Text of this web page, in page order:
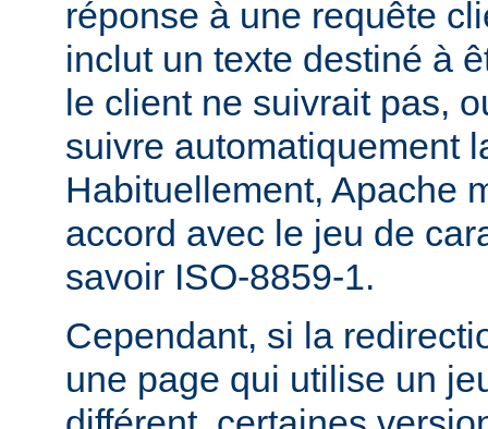
réponse à une requête
inclut un texte destiné à
le client ne suivrait pas,
suivre automatiquement
Habituellement, Apache
accord avec le jeu de
savoir ISO-8859-1.
Cependant, si la
une page qui utilise un